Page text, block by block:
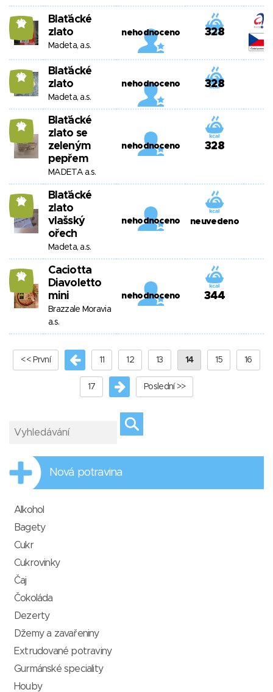
10
Blaťácké
zlato
Madeta, a.s.
nehodnoceno 328
10
Blaťácké
zlato
Madeta, a.s.
nehodnoceno 328
10
Blaťácké
zlato se
zeleným
pepřem
MADETA a.s.
nehodnoceno 328
10
Blaťácké
zlato
vlašský
ořech
Madeta, a.s.
nehodnoceno neuvedeno
10
Caciotta
Diavoletto
mini
Brazzale Moravia
a.s.
nehodnoceno 344
<< První 11 12 13 14 15 16
17 Poslední >>
Nová potravina
Alkohol
Bagety
Cukr
Cukrovinky
Čaj
Čokoláda
Dezerty
Džemy a zavařeniny
Extrudované potraviny
Gurmánské speciality
Houby